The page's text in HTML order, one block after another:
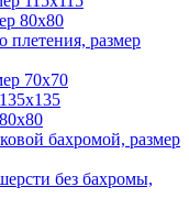
80х80
плетения, размер
70х70
бахромой, размер
без бахромы,